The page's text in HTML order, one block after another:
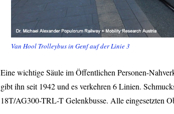
Van Hool Trolleybus in Genf auf der Linie 3
Eine wichtige Säule im Öffentlichen Personen-
gibt ihn seit 1942 und es verkehren 6 Linien.
18T/AG300-TRL-T Gelenkbusse. Alle eingesetzten